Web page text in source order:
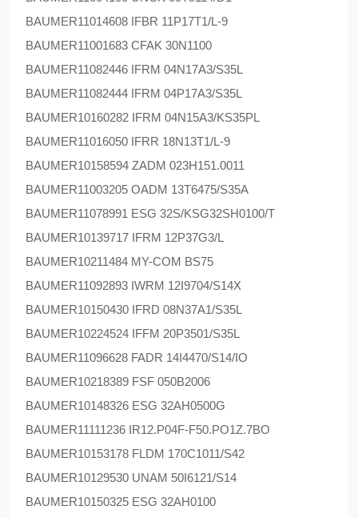
BAUMER11014608 IFBR 11P17T1/L-9
BAUMER11001683 CFAK 30N1100
BAUMER11082446 IFRM 04N17A3/S35L
BAUMER11082444 IFRM 04P17A3/S35L
BAUMER10160282 IFRM 04N15A3/KS35PL
BAUMER11016050 IFRR 18N13T1/L-9
BAUMER10158594 ZADM 023H151.0011
BAUMER11003205 OADM 13T6475/S35A
BAUMER11078991 ESG 32S/KSG32SH0100/T
BAUMER10139717 IFRM 12P37G3/L
BAUMER10211484 MY-COM BS75
BAUMER11092893 IWRM 12I9704/S14X
BAUMER10150430 IFRD 08N37A1/S35L
BAUMER10224524 IFFM 20P3501/S35L
BAUMER11096628 FADR 14I4470/S14/IO
BAUMER10218389 FSF 050B2006
BAUMER10148326 ESG 32AH0500G
BAUMER11111236 IR12.P04F-F50.PO1Z.7BO
BAUMER10153178 FLDM 170C1011/S42
BAUMER10129530 UNAM 50I6121/S14
BAUMER10150325 ESG 32AH0100